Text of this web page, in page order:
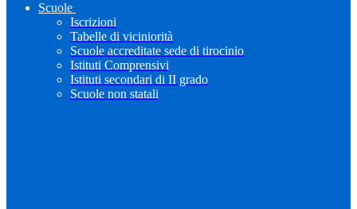
Scuole
Iscrizioni
Tabelle di viciniorità
Scuole accreditate sede di tirocinio
Istituti Comprensivi
Istituti secondari di II grado
Scuole non statali